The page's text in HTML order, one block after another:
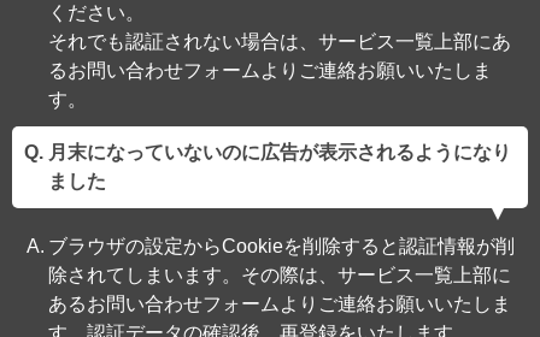
ください。
それでも認証されない場合は、サービス一覧上部にあ
るお問い合わせフォームよりご連絡お願いいたしま
す。
月末になっていないのに広告が表示されるようになり
ました
ブラウザの設定からCookieを削除すると認証情報が削
除されてしまいます。その際は、サービス一覧上部に
あるお問い合わせフォームよりご連絡お願いいたしま